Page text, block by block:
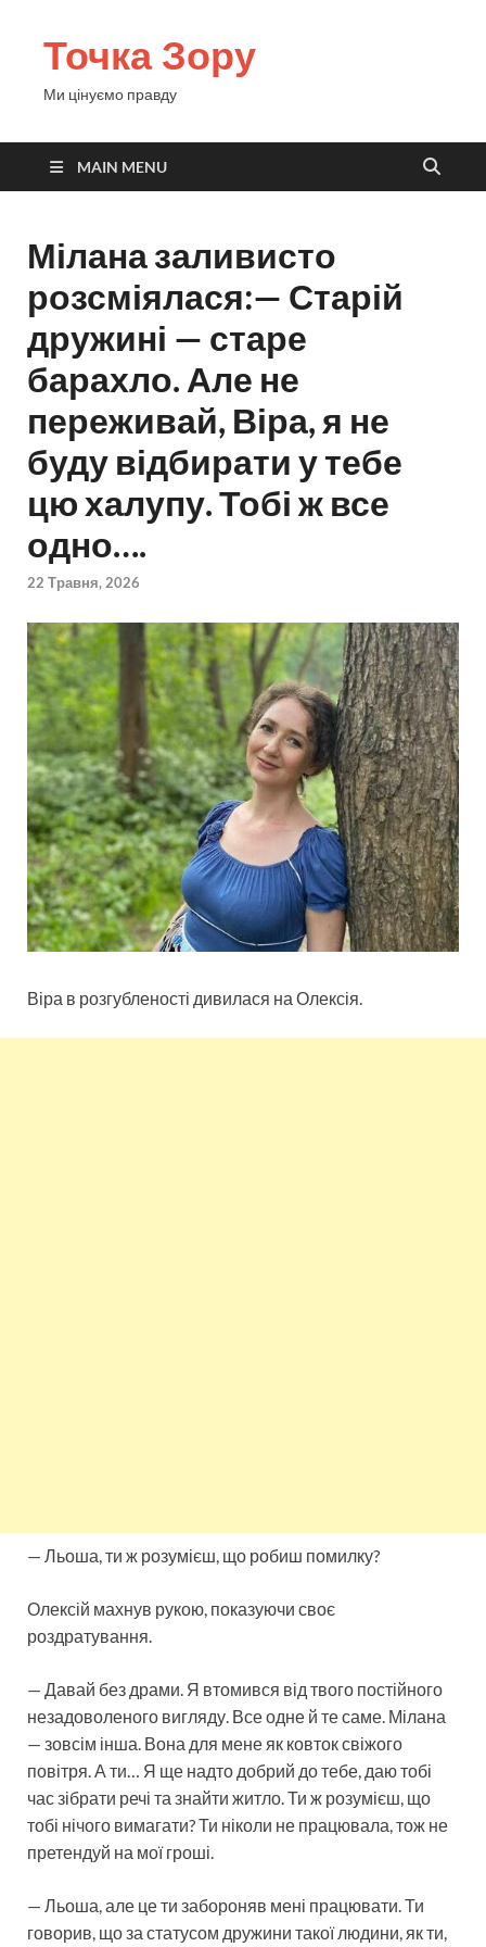
Точка Зору
Ми цінуємо правду
MAIN MENU
Мілана заливисто
розсміялася:— Старій
дружині — старе
барахло. Але не
переживай, Віра, я не
буду відбирати у тебе
цю халупу. Тобі ж все
одно….
22 Травня, 2026
Віра в розгубленості дивилася на Олексія.
— Льоша, ти ж розумієш, що робиш помилку?
Олексій махнув рукою, показуючи своє
роздратування.
— Давай без драми. Я втомився від твого постійного
незадоволеного вигляду. Все одне й те саме. Мілана
— зовсім інша. Вона для мене як ковток свіжого
повітря. А ти… Я ще надто добрий до тебе, даю тобі
час зібрати речі та знайти житло. Ти ж розумієш, що
тобі нічого вимагати? Ти ніколи не працювала, тож не
претендуй на мої гроші.
— Льоша, але це ти забороняв мені працювати. Ти
говорив, що за статусом дружини такої людини, як ти,